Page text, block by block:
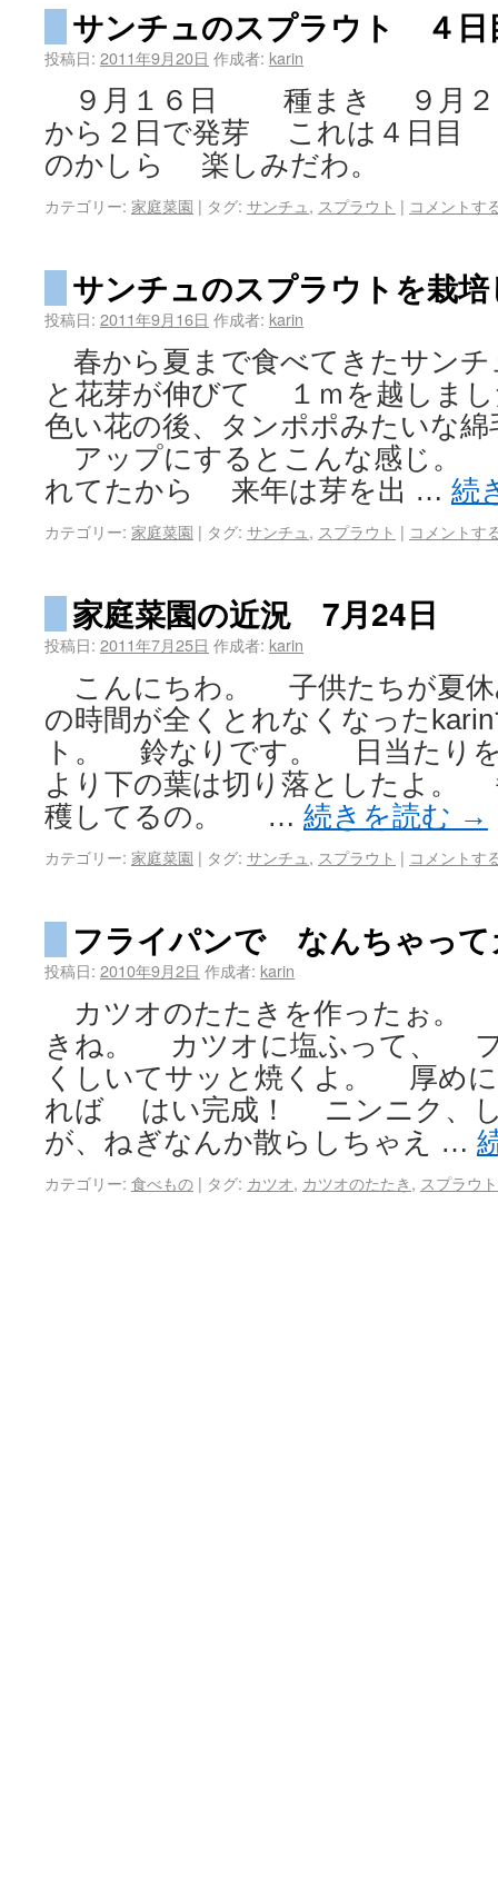
サンチュのスプラウト ４日
投稿日: 2011年9月20日 作成者: karin
９月１６日 種まき ９月２
から２日で発芽 これは４日目
のかしら 楽しみだわ。
カテゴリー: 家庭菜園 | タグ: サンチュ , スプラウト | コメントす
サンチュのスプラウトを栽
投稿日: 2011年9月16日 作成者: karin
春から夏まで食べてきたサン
と花芽が伸びて １ｍを越しま
色い花の後、タンポポみたいな
アップにするとこんな感じ。
れてたから 来年は芽を出 … 続
カテゴリー: 家庭菜園 | タグ: サンチュ , スプラウト | コメントす
家庭菜園の近況 7月24日
投稿日: 2011年7月25日 作成者: karin
こんにちわ。 子供たちが夏
の時間が全くとれなくなった
ト。 鈴なりです。 日当たりを
より下の葉は切り落としたよ。
穫してるの。 … 続きを読む →
カテゴリー: 家庭菜園 | タグ: サンチュ , スプラウト | コメントす
フライパンで なんちゃって
投稿日: 2010年9月2日 作成者: karin
カツオのたたきを作ったぉ。
きね。 カツオに塩ふって、 フ
くしいてサッと焼くよ。 厚め
れば はい完成！ ニンニク、し
が、ねぎなんか散らしちゃえ …
カテゴリー: 食べもの | タグ: カツオ, カツオのたたき, スプラウト